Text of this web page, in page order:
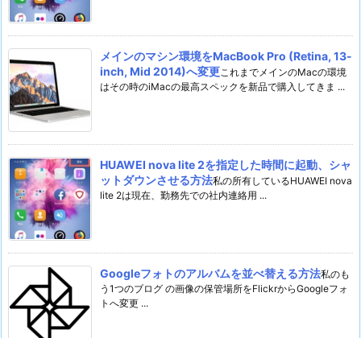
メインのマシン環境をMacBook Pro (Retina, 13-
inch, Mid 2014)へ変更 これまでメインのMacの環境
はその時のiMacの最高スペックを新品で購入してきま ...
HUAWEI nova lite 2を指定した時間に起動、シャ
ットダウンさせる方法私の所有しているHUAWEI nova
lite 2は現在、勤務先での社内連絡用 ...
Googleフォトのアルバムを並べ替える方法私のも
う1つのブログ の画像の保管場所をFlickrからGoogleフォ
トへ変更 ...